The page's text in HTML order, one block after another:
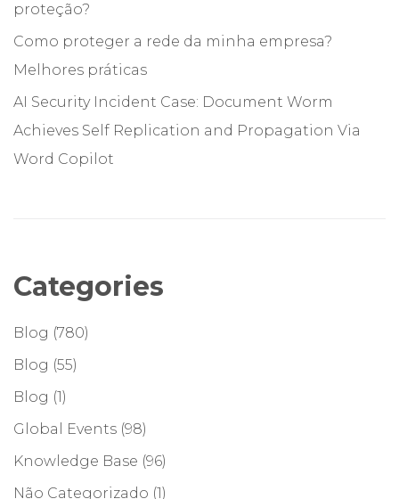
proteção?
Como proteger a rede da minha empresa?
Melhores práticas
AI Security Incident Case: Document Worm
Achieves Self Replication and Propagation Via
Word Copilot
Categories
Blog (780)
Blog (55)
Blog (1)
Global Events (98)
Knowledge Base (96)
Não Categorizado (1)